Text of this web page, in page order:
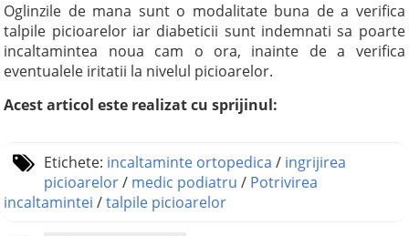
Oglinzile de mana sunt o modalitate buna de a verifica
talpile picioarelor iar diabeticii sunt indemnati sa poarte
incaltamintea noua cam o ora, inainte de a verifica
eventualele iritatii la nivelul picioarelor.
Acest articol este realizat cu sprijinul:
Etichete: incaltaminte ortopedica / ingrijirea
picioarelor/ medic podiatru / Potrivirea
incaltamintei /talpile picioarelor